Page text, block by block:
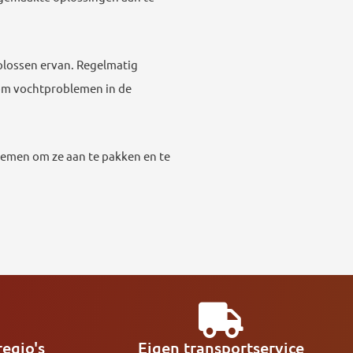
ervan. Regelmatig
vochtproblemen in de
om ze aan te pakken en te
Eigen transportservice